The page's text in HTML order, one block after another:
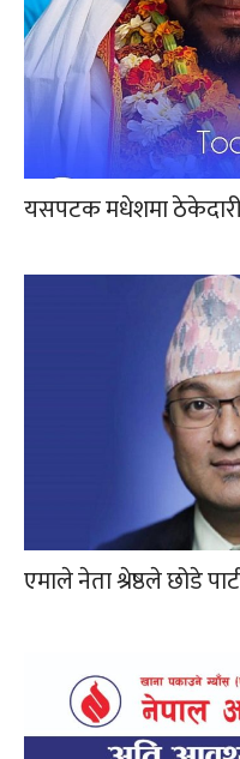
यसपटक मधेशमा ठेकेदारी
एमाले नेता श्रेष्ठले छोडे